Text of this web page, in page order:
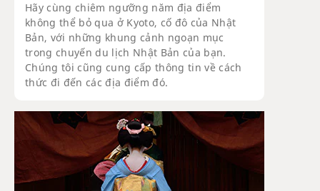
Hãy cùng chiêm ngưỡng năm địa điểm
không thể bỏ qua ở Kyoto, cố đô của Nhật
Bản, với những khung cảnh ngoạn mục
trong chuyến du lịch Nhật Bản của bạn.
Chúng tôi cũng cung cấp thông tin về cách
thức đi đến các địa điểm đó.